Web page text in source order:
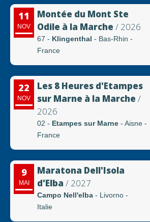
11
NOV
Montée du Mont Ste
Odile à la Marche / 2026
67 - Klingenthal - Bas-Rhin -
France
22
NOV
Les 8 Heures d'Etampes
sur Marne à la Marche /
2026
02 - Etampes sur Marne - Aisne -
France
9
MAI
Maratona Dell'Isola
d'Elba / 2027
Campo Nell'elba - Livorno -
Italie